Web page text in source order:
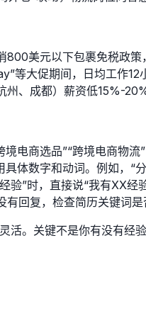
美元以下包裹免税政
等大促期间，日均工作12
、成都）薪资低15%-
电商选品”“跨境电商物流
体数字和动词。例如，“
验”时，直接说“我有XX
回复，检查简历关键词是
。关键不是你有没有经